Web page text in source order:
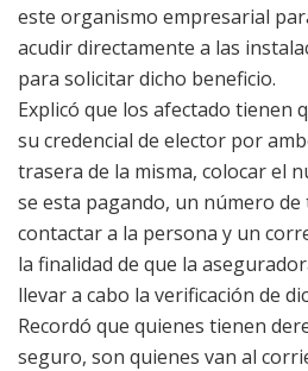
este organismo empresarial
acudir directamente a las
para solicitar dicho beneficio.
Explicó que los afectado tienen
su credencial de elector por
trasera de la misma, colocar el
se esta pagando, un número
contactar a la persona y un
la finalidad de que la
llevar a cabo la verificación de
Recordó que quienes tienen
seguro, son quienes van al